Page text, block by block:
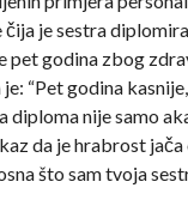
je sestra
pet godina zbog
“Pet godina
diploma nije samo
da je hrabrost jača
što sam tvoja